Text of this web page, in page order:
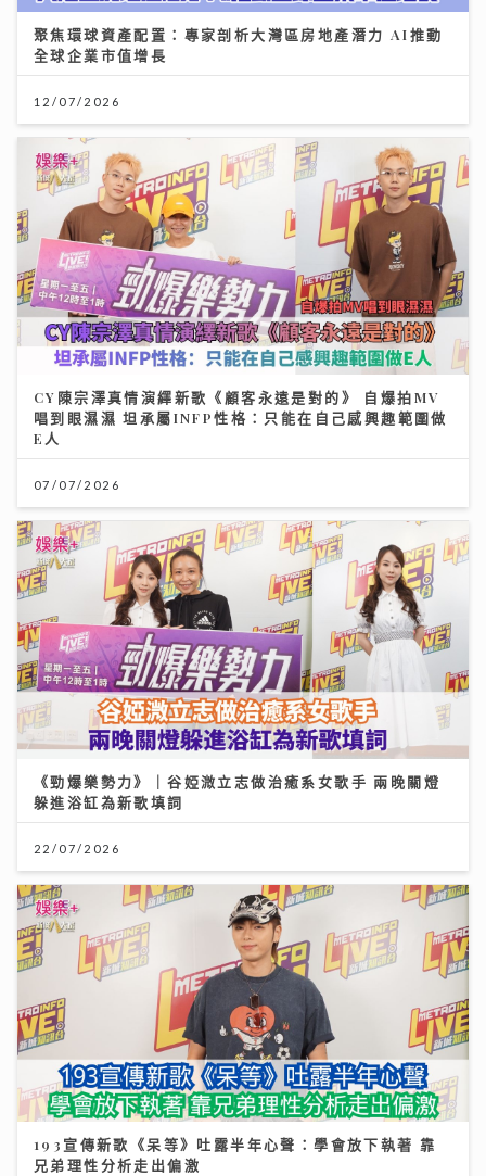
聚焦環球資產配置：專家剖析大灣區房地產潛力 AI推動
全球企業市值增長
12/07/2026
CY陳宗澤真情演繹新歌《顧客永遠是對的》 自爆拍MV
唱到眼濕濕 坦承屬INFP性格：只能在自己感興趣範圍做
E人
07/07/2026
《勁爆樂勢力》｜谷婭溦立志做治癒系女歌手 兩晚關燈
躲進浴缸為新歌填詞
22/07/2026
193宣傳新歌《呆等》吐露半年心聲：學會放下執著 靠
兄弟理性分析走出偏激